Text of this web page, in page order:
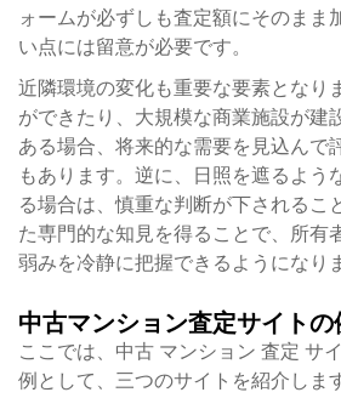
ォームが必ずしも査定額にそのまま
い点には留意が必要です。
近隣環境の変化も重要な要素となり
ができたり、大規模な商業施設が建
ある場合、将来的な需要を見込んで
もあります。逆に、日照を遮るよう
る場合は、慎重な判断が下されるこ
た専門的な知見を得ることで、所有
弱みを冷静に把握できるようになり
中古マンション査定サイトの
ここでは、中古 マンション 査定 サ
例として、三つのサイトを紹介しま